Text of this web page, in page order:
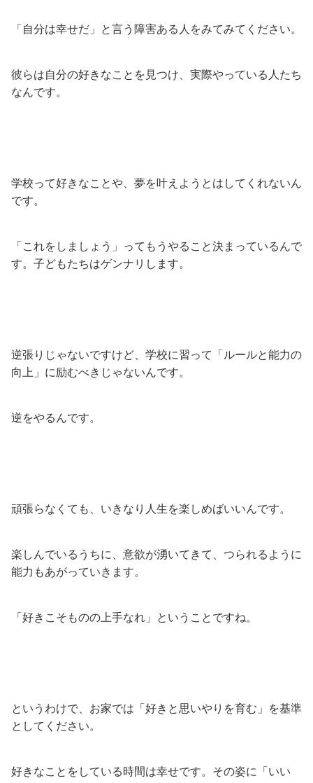
「自分は幸せだ」と言う障害ある人をみてみてください。
彼らは自分の好きなことを見つけ、実際やっている人たち
なんです。
学校って好きなことや、夢を叶えようとはしてくれないん
です。
「これをしましょう」ってもうやること決まっているんで
す。子どもたちはゲンナリします。
逆張りじゃないですけど、学校に習って「ルールと能力の
向上」に励むべきじゃないんです。
逆をやるんです。
頑張らなくても、いきなり人生を楽しめばいいんです。
楽しんでいるうちに、意欲が湧いてきて、つられるように
能力もあがっていきます。
「好きこそものの上手なれ」ということですね。
というわけで、お家では「好きと思いやりを育む」を基準
としてください。
好きなことをしている時間は幸せです。その姿に「いい